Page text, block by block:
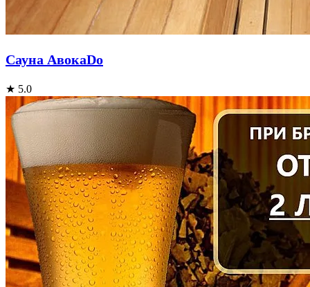
Сауна АвокаDо
★ 5.0